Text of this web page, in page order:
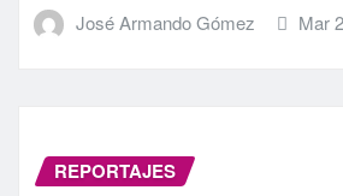
José Armando Gómez Mar
REPORTAJES